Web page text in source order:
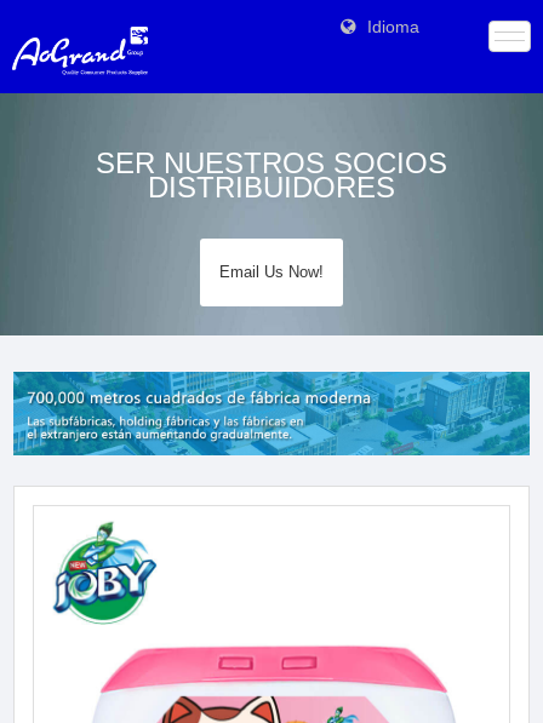
Idioma
SER NUESTROS SOCIOS
DISTRIBUIDORES
Email Us Now!